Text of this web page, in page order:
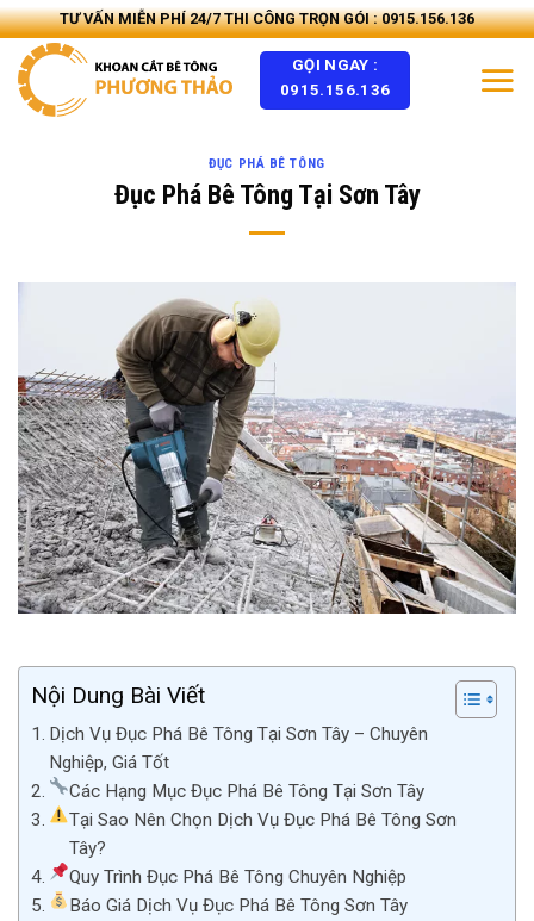
Skip
to
content
TƯ VẤN MIỄN PHÍ 24/7 THI CÔNG TRỌN GÓI : 0915.156.136
GỌI NGAY :
0915.156.136
ĐỤC PHÁ BÊ TÔNG
Đục Phá Bê Tông Tại Sơn Tây
Nội Dung Bài Viết
Dịch Vụ Đục Phá Bê Tông Tại Sơn Tây – Chuyên
Nghiệp, Giá Tốt
Các Hạng Mục Đục Phá Bê Tông Tại Sơn Tây
Tại Sao Nên Chọn Dịch Vụ Đục Phá Bê Tông Sơn
Tây?
Quy Trình Đục Phá Bê Tông Chuyên Nghiệp
Báo Giá Dịch Vụ Đục Phá Bê Tông Sơn Tây